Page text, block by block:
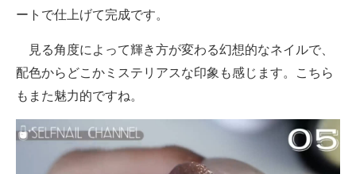
ートで仕上げて完成です。
見る角度によって輝き方が変わる幻想的なネイルで、
配色からどこかミステリアスな印象も感じます。こちら
もまた魅力的ですね。